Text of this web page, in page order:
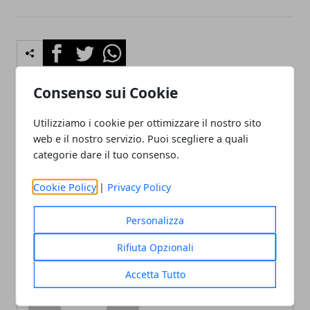
Consenso sui Cookie
Utilizziamo i cookie per ottimizzare il nostro sito
web e il nostro servizio. Puoi scegliere a quali
categorie dare il tuo consenso.
Cookie Policy | Privacy Policy
Personalizza
Rifiuta Opzionali
Accetta Tutto
FacebookTwitterWhatsapp
Articolo Precedente
Avengers Campus: la
nuova attrazione Disney
Articolo Successivo
Chi è Jodie Foster:
Redazione